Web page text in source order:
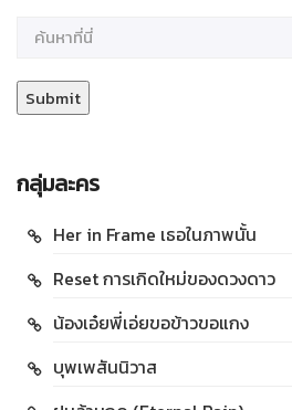
กลุ่มละคร
Her in Frame เธอในภาพนั้น
Reset การเกิดใหม่ของดวงดาว
น้องเอ๋ยพี่เอ่ยขอข้าวขอแกง
บุพเพสันนิวาส